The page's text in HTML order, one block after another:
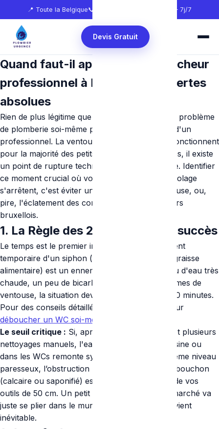
📍 Toute la Belgique📞 🕐 24h/24 — 7j/7
Devis Gratuit
Quand faut-il appeler un déboucheur
professionnel à Bruxelles ? 5 alertes
absolues
Rien de plus légitime que d’essayer de régler un problème
de plomberie soi-même pour épargner le coût d'un
professionnel. La ventouse et les produits bio fonctionnent
pour la majorité des petits entretiens. Néanmoins, il existe
un point de rupture technique et catastrophique. Identifier
ce moment crucial où vos compétences de bricolage
s'arrêtent, c'est éviter une inondation dispendieuse, ou,
pire, l'éclatement des conduites derrière les murs
bruxellois.
1. La Règle des 24 Heures sans succès
Le temps est le premier indicateur. L'engorgement
temporaire d'un siphon (cheveux, poils, petite graisse
alimentaire) est un ennemi friable. Avec un seau d'eau très
chaude, un peu de bicarbonate et 15 coups fermes de
ventouse, la situation devrait se débloquer en 30 minutes.
Pour des conseils détaillés, lisez notre guide pour
déboucher un WC soi-même
Le seuil critique : Si, après une nuit complète et plusieurs
nettoyages manuels, l'eau dans l’évier de la cuisine ou
dans les WCs remonte systématiquement au même niveau
paresseux, l’obstruction n'est plus "locale". Le bouchon
(calcaire ou saponifié) est logé hors de portée de vos
outils de 50 cm. Un petit
de supermarché va
juste se plier dans le mur sans effet. Un pro devient
inévitable.